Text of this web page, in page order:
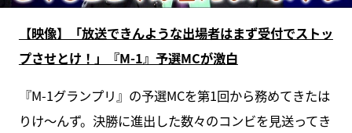
【映像】「放送できんような出場者はまず受付でストッ
プさせとけ！」『M-1』予選MCが激白
『M-1グランプリ』の予選MCを第1回から務めてきたは
りけ～んず。決勝に進出した数々のコンビを見送ってき